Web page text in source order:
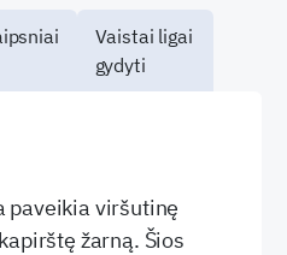
Vaistai ligai
gydyti
paveikia viršutinę
žarną. Šios